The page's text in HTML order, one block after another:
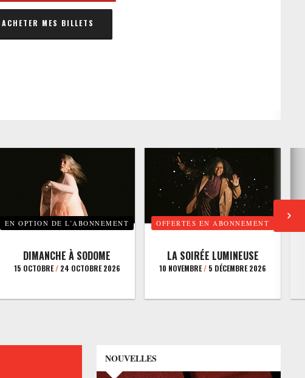
ACHETER MES BILLETS
EN OPTION DE L’ABONNEMENT
DIMANCHE À SODOME
15 OCTOBRE/24 OCTOBRE 2026
OFFERTES EN ABONNEMENT
LA SOIRÉE LUMINEUSE
10 NOVEMBRE/ 5 DÉCEMBRE 2026
NOUVELLES